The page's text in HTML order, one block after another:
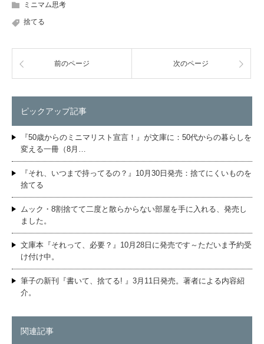
ミニマム思考
捨てる
前のページ 次のページ
ピックアップ記事
『50歳からのミニマリスト宣言！』が文庫に：50代からの暮らしを
変える一冊（8月…
『それ、いつまで持ってるの？』10月30日発売：捨てにくいものを
捨てる
ムック・8割捨てて二度と散らからない部屋を手に入れる、発売し
ました。
文庫本『それって、必要？』10月28日に発売です～ただいま予約受
け付け中。
筆子の新刊『書いて、捨てる! 』3月11日発売。著者による内容紹
介。
関連記事